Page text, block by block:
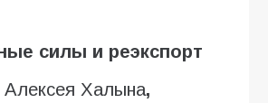
силы и реэкспорт
Халына,